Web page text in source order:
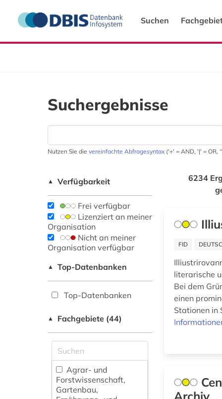
Suchen
Suchergebnisse
Nutzen Sie die vereinfachte Abfragesyntax ('+' = AND, '|' = OR,
▲ Verfügbarkeit
Frei verfügbar
Lizenziert an meiner
Organisation
Nicht an meiner
Organisation verfügbar
▲ Top-Datenbanken
Top-Datenbanken
▲ Fachgebiete (44)
Agrar- und
Forstwissenschaft,
Gartenbau,
6234
FID
literarische
Bei dem
einen
Stationen in